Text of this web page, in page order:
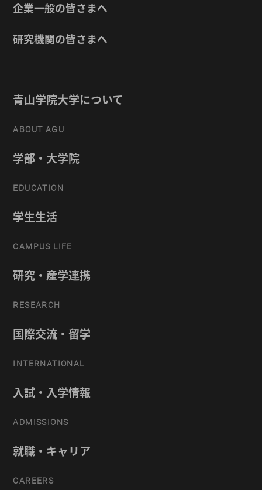
企業一般の皆さまへ
研究機関の皆さまへ
青山学院大学について
ABOUT AGU
学部・大学院
EDUCATION
学生生活
CAMPUS LIFE
研究・産学連携
RESEARCH
国際交流・留学
INTERNATIONAL
入試・入学情報
ADMISSIONS
就職・キャリア
CAREERS